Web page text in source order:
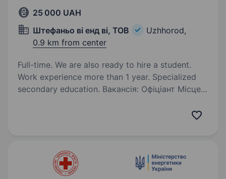
25 000 UAH
Штефаньо ві енд ві, ТОВ
Uzhhorod,
0.9 km from center
Full-time. We are also ready to hire a student.
Work experience more than 1 year. Specialized
secondary education. Вакансія: Офіціант Місце
запрошує на роботу офіціанта в свої заклади.
за унікальними рецептами…